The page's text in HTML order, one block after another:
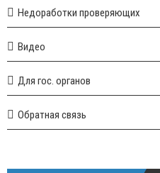
Недоработки проверяющих
Видео
Для гос. органов
Обратная связь